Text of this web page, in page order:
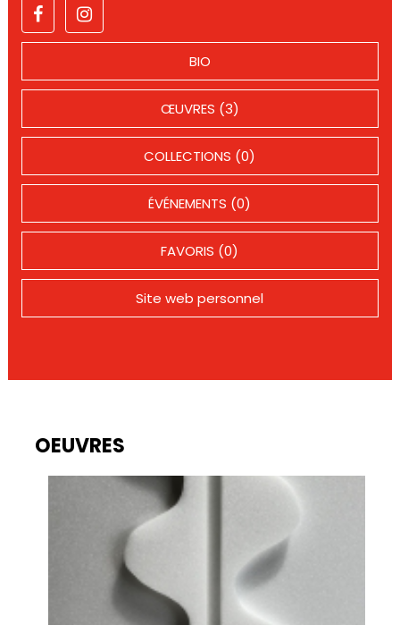
BIO
ŒUVRES (3)
COLLECTIONS (0)
ÉVÉNEMENTS (0)
FAVORIS (0)
Site web personnel
OEUVRES